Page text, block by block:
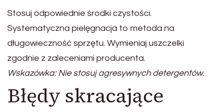
Stosuj odpowiednie środki czystości.
Systematyczna pielęgnacja to metoda na
długowieczność sprzętu. Wymieniaj uszczelki
zgodnie z zaleceniami producenta.
Wskazówka: Nie stosuj agresywnych detergentów.
Błędy skracające